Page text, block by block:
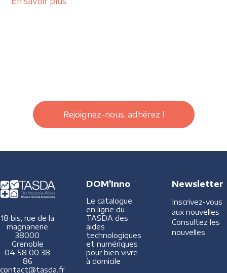
Rejoignez-nous, adhérez !
18 bis, rue de la
magnanerie
38000
Grenoble
04 58 00 38
86
contact@tasda.fr
DOM'Inno
Le catalogue
en ligne du
TASDA des
aides
technologiques
et numériques
pour bien vivre
à domicile
Newsletter
Inscrivez-vous
aux nouvelles
Consultez les
nouvelles